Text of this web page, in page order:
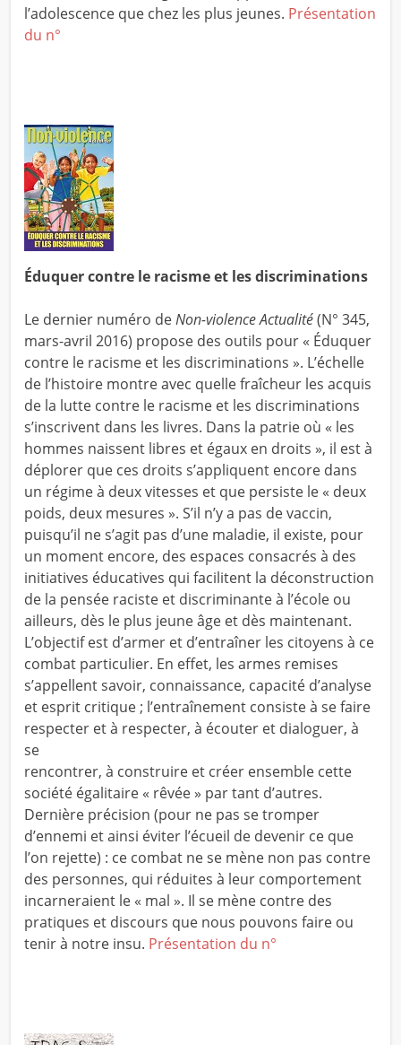
l’adolescence que chez les plus jeunes. Présentation
du n°
Éduquer contre le racisme et les discriminations
Le dernier numéro deNon-violence Actualité(N° 345,
mars-avril 2016) propose des outils pour « Éduquer
contre le racisme et les discriminations ». L’échelle
de l’histoire montre avec quelle fraîcheur les acquis
de la lutte contre le racisme et les discriminations
s’inscrivent dans les livres. Dans la patrie où « les
hommes naissent libres et égaux en droits », il est à
déplorer que ces droits s’appliquent encore dans
un régime à deux vitesses et que persiste le « deux
poids, deux mesures ». S’il n’y a pas de vaccin,
puisqu’il ne s’agit pas d’une maladie, il existe, pour
un moment encore, des espaces consacrés à des
initiatives éducatives qui facilitent la déconstruction
de la pensée raciste et discriminante à l’école ou
ailleurs, dès le plus jeune âge et dès maintenant.
L’objectif est d’armer et d’entraîner les citoyens à ce
combat particulier. En effet, les armes remises
s’appellent savoir, connaissance, capacité d’analyse
et esprit critique ; l’entraînement consiste à se faire
respecter et à respecter, à écouter et dialoguer, à
se
rencontrer, à construire et créer ensemble cette
société égalitaire « rêvée » par tant d’autres.
Dernière précision (pour ne pas se tromper
d’ennemi et ainsi éviter l’écueil de devenir ce que
l’on rejette) : ce combat ne se mène non pas contre
des personnes, qui réduites à leur comportement
incarneraient le « mal ». Il se mène contre des
pratiques et discours que nous pouvons faire ou
tenir à notre insu. Présentation du n°